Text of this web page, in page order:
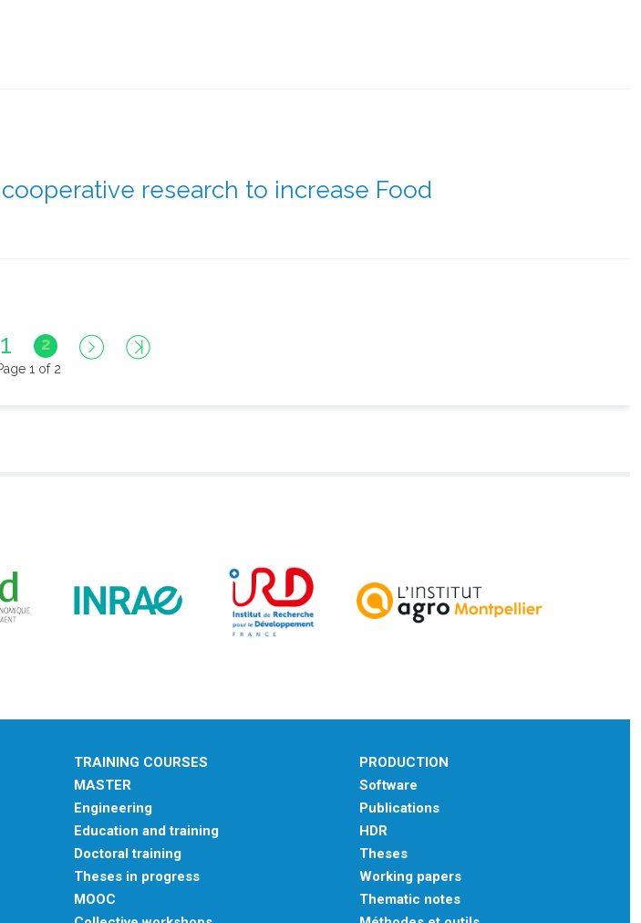
research to increase Food
1 2
1 of 2
TRAINING COURSES
MASTER
Engineering
Education and training
Doctoral training
Theses in progress
MOOC
PRODUCTION
Software
Publications
HDR
Theses
Working papers
Thematic notes